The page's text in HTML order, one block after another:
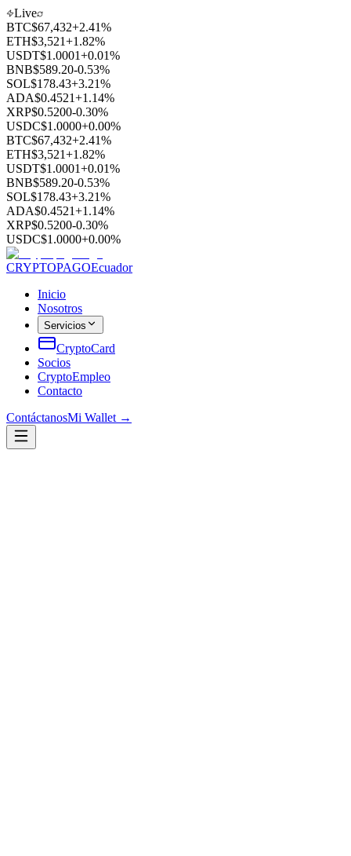
Live
BTC$67,432+2.41%
ETH$3,521+1.82%
USDT$1.0001+0.01%
BNB$589.20-0.53%
SOL$178.43+3.21%
ADA$0.4521+1.14%
XRP$0.5200-0.30%
USDC$1.0000+0.00%
BTC$67,432+2.41%
ETH$3,521+1.82%
USDT$1.0001+0.01%
BNB$589.20-0.53%
SOL$178.43+3.21%
ADA$0.4521+1.14%
XRP$0.5200-0.30%
USDC$1.0000+0.00%
CRYPTOPAGOEcuador
Inicio
Nosotros
Servicios
CryptoCard
Socios
CryptoEmpleo
Contacto
ContáctanosMi Wallet →